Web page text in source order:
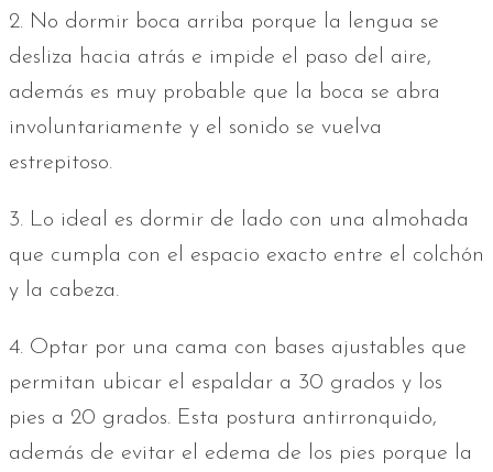
2. No dormir boca arriba porque la lengua se
desliza hacia atrás e impide el paso del aire,
además es muy probable que la boca se abra
involuntariamente y el sonido se vuelva
estrepitoso.
3. Lo ideal es dormir de lado con una almohada
que cumpla con el espacio exacto entre el colchón
y la cabeza.
4. Optar por una cama con bases ajustables que
permitan ubicar el espaldar a 30 grados y los
pies a 20 grados. Esta postura antirronquido,
además de evitar el edema de los pies porque la